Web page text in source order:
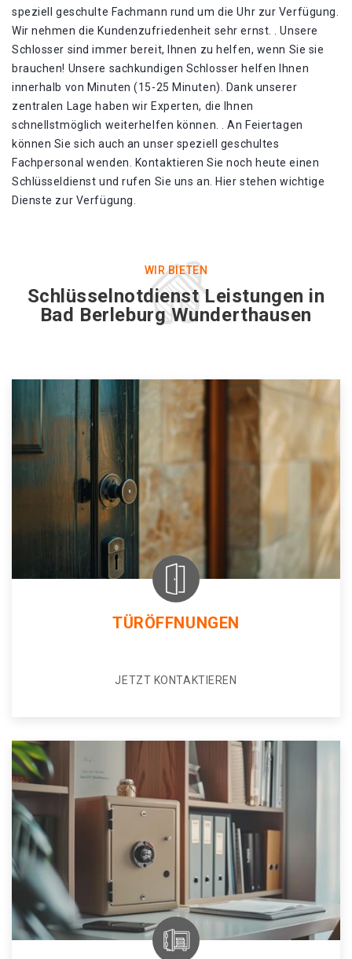
speziell geschulte Fachmann rund um die Uhr zur Verfügung.
Wir nehmen die Kundenzufriedenheit sehr ernst. . Unsere
Schlosser sind immer bereit, Ihnen zu helfen, wenn Sie sie
brauchen! Unsere sachkundigen Schlosser helfen Ihnen
innerhalb von Minuten (15-25 Minuten). Dank unserer
zentralen Lage haben wir Experten, die Ihnen
schnellstmöglich weiterhelfen können. . An Feiertagen
können Sie sich auch an unser speziell geschultes
Fachpersonal wenden. Kontaktieren Sie noch heute einen
Schlüsseldienst und rufen Sie uns an. Hier stehen wichtige
Dienste zur Verfügung.
WIR BIETEN
Schlüsselnotdienst Leistungen in
Bad Berleburg Wunderthausen
TÜRÖFFNUNGEN
JETZT KONTAKTIEREN